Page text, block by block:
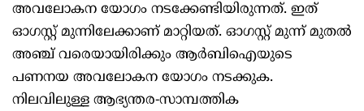
അവലോകന യോഗം നടക്കേണ്ടിയിരുന്നത്. ഇത്
ഓഗസ്റ്റ് മുന്നിലേക്കാണ് മാറ്റിയത്. ഓഗസ്റ്റ് മുന്ന് മുതൽ
അഞ്ച് വരെയായിരിക്കും ആർബിഐയുടെ
പണനയ അവലോകന യോഗം നടക്കുക.
നിലവിലുള്ള ആഭ്യന്തര-സാമ്പത്തിക